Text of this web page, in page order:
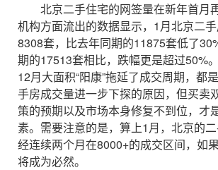
北京二手住宅的网签量在新年首月再
机构方面流出的数据显示，1月北京二
8308套，比去年同期的11875套低了
期的17513套相比，跌幅更是超过50%。
12月大面积“阳康”拖延了成交周期，都
手房成交量进一步下探的原因，但买卖
策的预期以及市场本身修复不到位，才
素。需要注意的是，算上1月，北京的
经连续两个月在8000+的成交区间，如
将成为必然。